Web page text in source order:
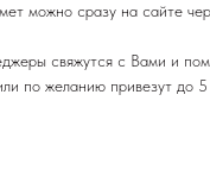
можно сразу на сайте
свяжутся с Вами и
по желанию привезут до